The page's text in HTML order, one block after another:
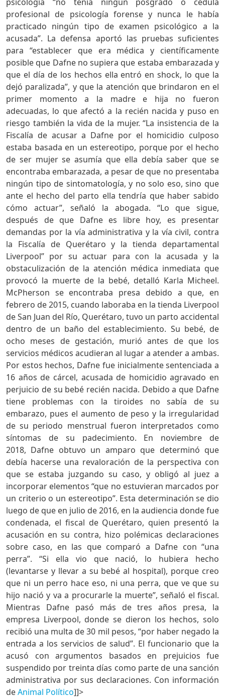
profesional de psicología forense y nunca le había
practicado ningún tipo de examen psicológico a la
acusada”. La defensa aportó las pruebas suficientes
para “establecer que era médica y científicamente
posible que Dafne no supiera que estaba embarazada y
que el día de los hechos ella entró en shock, lo que la
dejó paralizada”, y que la atención que brindaron en el
primer momento a la madre e hija no fueron
adecuadas, lo que afectó a la recién nacida y puso en
riesgo también la vida de la mujer. “La insistencia de la
Fiscalía de acusar a Dafne por el homicidio culposo
estaba basada en un estereotipo, porque por el hecho
de ser mujer se asumía que ella debía saber que se
encontraba embarazada, a pesar de que no presentaba
ningún tipo de sintomatología, y no solo eso, sino que
ante el hecho del parto ella tendría que haber sabido
cómo actuar”, señaló la abogada. “Lo que sigue,
después de que Dafne es libre hoy, es presentar
demandas por la vía administrativa y la vía civil, contra
la Fiscalía de Querétaro y la tienda departamental
Liverpool” por su actuar para con la acusada y la
obstaculización de la atención médica inmediata que
provocó la muerte de la bebé, detalló Karla Micheel.
McPherson se encontraba presa debido a que, en
febrero de 2015, cuando laboraba en la tienda Liverpool
de San Juan del Río, Querétaro, tuvo un parto accidental
dentro de un baño del establecimiento. Su bebé, de
ocho meses de gestación, murió antes de que los
servicios médicos acudieran al lugar a atender a ambas.
Por estos hechos, Dafne fue inicialmente sentenciada a
16 años de cárcel, acusada de homicidio agravado en
perjuicio de su bebé recién nacida. Debido a que Dafne
tiene problemas con la tiroides no sabía de su
embarazo, pues el aumento de peso y la irregularidad
de su periodo menstrual fueron interpretados como
síntomas de su padecimiento. En noviembre de
2018, Dafne obtuvo un amparo que determinó que
debía hacerse una revaloración de la perspectiva con
que se estaba juzgando su caso, y obligó al juez a
incorporar elementos “que no estuvieran marcados por
un criterio o un estereotipo”. Esta determinación se dio
luego de que en julio de 2016, en la audiencia donde fue
condenada, el fiscal de Querétaro, quien presentó la
acusación en su contra, hizo polémicas declaraciones
sobre caso, en las que comparó a Dafne con “una
perra”. “Si ella vio que nació, lo hubiera hecho
(levantarse y llevar a su bebé al hospital), porque creo
que ni un perro hace eso, ni una perra, que ve que su
hijo nació y va a procurarle la muerte”, señaló el fiscal.
Mientras Dafne pasó más de tres años presa, la
empresa Liverpool, donde se dieron los hechos, solo
recibió una multa de 30 mil pesos, “por haber negado la
entrada a los servicios de salud”. El funcionario que la
acusó con argumentos basados en prejuicios fue
suspendido por treinta días como parte de una sanción
administrativa por sus declaraciones. Con información
deAnimal Político]]>